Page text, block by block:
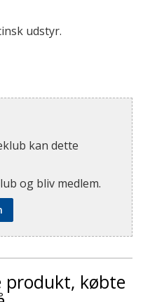
udstyr.
kan dette
og bliv medlem.
produkt, købte